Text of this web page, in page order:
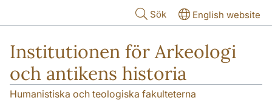
Sök English website
Institutionen för Arkeologi
och antikens historia
Humanistiska och teologiska fakulteterna